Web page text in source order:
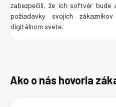
zabezpečili, že ich softvér
požiadavky svojich
digitálnom svete.